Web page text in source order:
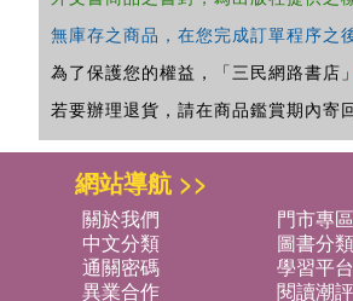
無庫存之商品，在您完成訂單程序之
為了保護您的權益，「三民網路書店」
若要辦理退貨，請在商品鑑賞期內寄
網站導航 >>
關於我們 門市專區
中文分類
圖書分
通關密碼
學習平台
異業合作
閱讀潮評